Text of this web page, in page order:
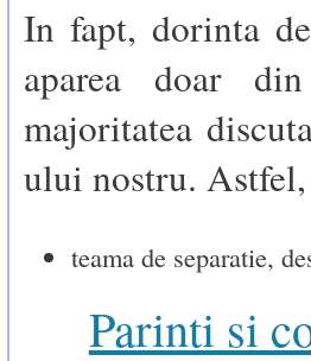
In fapt, dorinta
aparea doar
majoritatea
ului nostru. Astfel,
teama de separatie,
Parinti si